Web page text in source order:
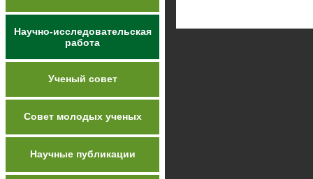
Научно-исследовательская
работа
Ученый совет
Совет молодых ученых
Научные публикации